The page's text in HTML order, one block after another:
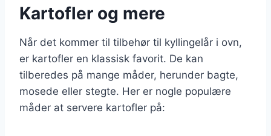
Kartofler og mere
Når det kommer til tilbehør til kyllingelår i ovn,
er kartofler en klassisk favorit. De kan
tilberedes på mange måder, herunder bagte,
mosede eller stegte. Her er nogle populære
måder at servere kartofler på: